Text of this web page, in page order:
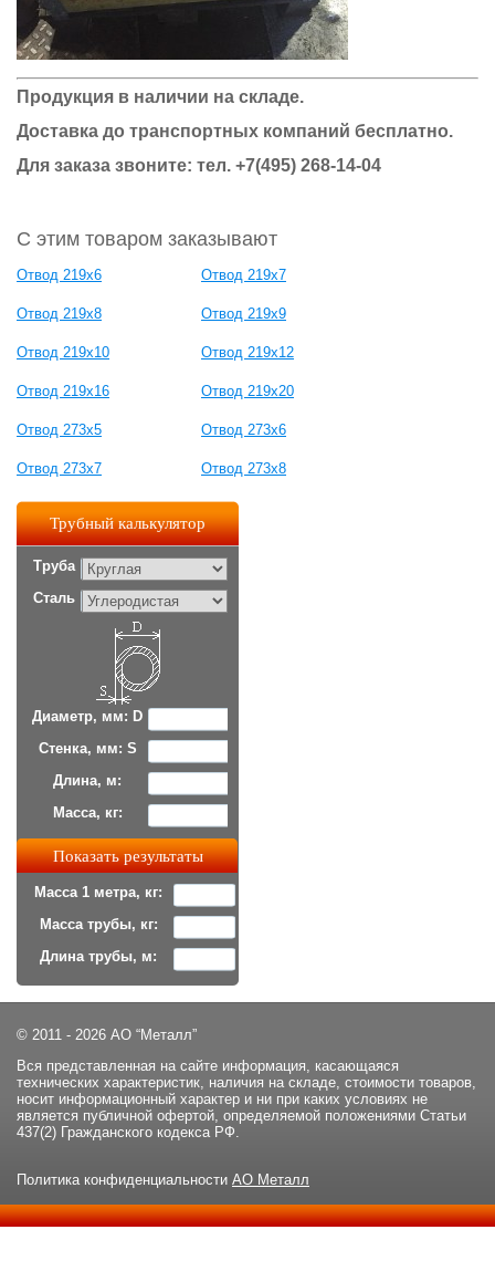
Продукция в наличии на складе.
Доставка до транспортных компаний бесплатно.
Для заказа звоните: тел. +7(495) 268-14-04
С этим товаром заказывают
Отвод 219х6 Отвод 219х7
Отвод 219х8 Отвод 219х9
Отвод 219х10 Отвод 219х12
Отвод 219х16 Отвод 219х20
Отвод 273х5 Отвод 273х6
Отвод 273х7 Отвод 273х8
Трубный калькулятор
Труба
Сталь
Диаметр, мм: D
Стенка, мм: S
Длина, м:
Масса, кг:
Масса 1 метра, кг:
Масса трубы, кг:
Длина трубы, м:
© 2011 - 2026 АО “Металл”
Вся представленная на сайте информация, касающаяся
технических характеристик, наличия на складе, стоимости товаров,
носит информационный характер и ни при каких условиях не
является публичной офертой, определяемой положениями Статьи
437(2) Гражданского кодекса РФ.
Политика конфиденциальности АО Металл